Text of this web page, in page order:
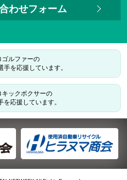
わせフォーム
ルファーの
手を応援しています。
ックボクサーの
を応援しています。